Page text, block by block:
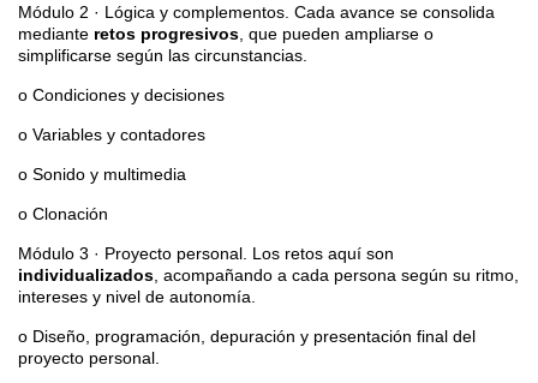
Módulo 2 · Lógica y complementos. Cada avance se consolida
mediante retos progresivos , que pueden ampliarse o
simplificarse según las circunstancias.
o Condiciones y decisiones
o Variables y contadores
o Sonido y multimedia
o Clonación
Módulo 3 · Proyecto personal. Los retos aquí son
individualizados , acompañando a cada persona según su ritmo,
intereses y nivel de autonomía.
o Diseño, programación, depuración y presentación final del
proyecto personal.